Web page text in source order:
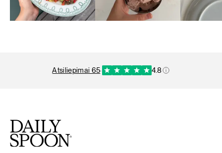
atsiliepimai 65· 4.8